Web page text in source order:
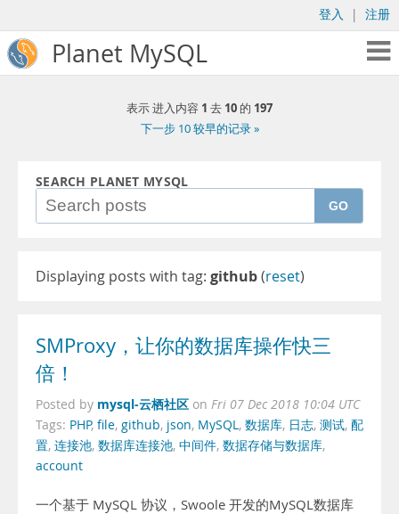
登入 | 注册
Planet MySQL
表示 进入内容 1 去 10 的 197
下一步 10 较早的记录 »
SEARCH PLANET MYSQL
GO
Displaying posts with tag: github(reset)
SMProxy，让你的数据库操作快三
倍！
Posted by mysql-云栖社区 on Fri 07 Dec 2018 10:04 UTC
Tags: PHP, file, github, json, MySQL, 数据库, 日志, 测试, 配
置, 连接池, 数据库连接池, 中间件, 数据存储与数据库,
account
一个基于 MySQL 协议，Swoole 开发的MySQL数据库